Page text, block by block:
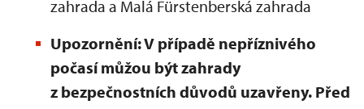
zahrada a Malá Fürstenberská zahrada
Upozornění: V případě nepříznivého
počasí můžou být zahrady
z bezpečnostních důvodů uzavřeny. Před